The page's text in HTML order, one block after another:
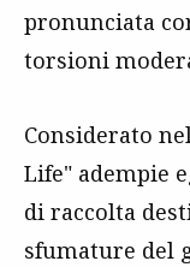
pronunciata
torsioni
Considerato
Life" adempie
di raccolta
sfumature del